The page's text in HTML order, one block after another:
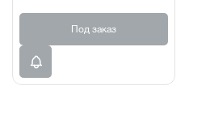
Под заказ